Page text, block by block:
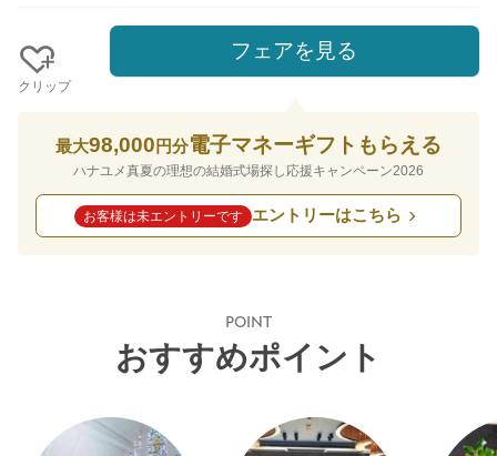
クリップ
フェアを見る
最大98,000 円分電子マネーギフトもらえる
ハナユメ真夏の理想の結婚式場探し応援キャンペーン2026
お客様は未エントリーです エントリーはこちら
POINT
おすすめポイント